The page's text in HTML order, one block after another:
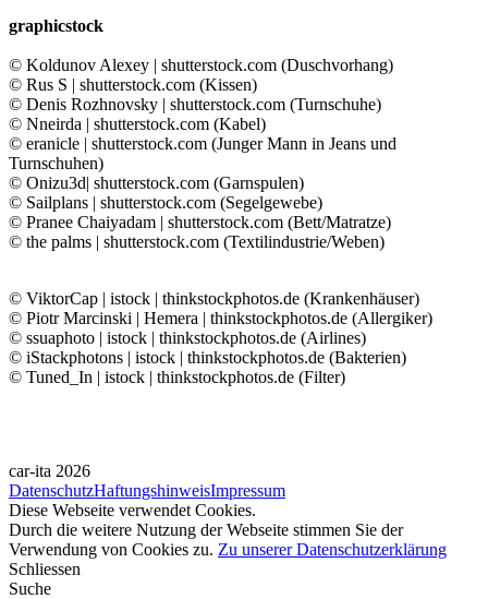
graphicstock
© Koldunov Alexey | shutterstock.com (Duschvorhang)
© Rus S | shutterstock.com (Kissen)
© Denis Rozhnovsky | shutterstock.com (Turnschuhe)
© Nneirda | shutterstock.com (Kabel)
© eranicle | shutterstock.com (Junger Mann in Jeans und
Turnschuhen)
© Onizu3d| shutterstock.com (Garnspulen)
© Sailplans | shutterstock.com (Segelgewebe)
© Pranee Chaiyadam | shutterstock.com (Bett/Matratze)
© the palms | shutterstock.com (Textilindustrie/Weben)
© ViktorCap | istock | thinkstockphotos.de (Krankenhäuser)
© Piotr Marcinski | Hemera | thinkstockphotos.de (Allergiker)
© ssuaphoto | istock | thinkstockphotos.de (Airlines)
© iStackphotons | istock | thinkstockphotos.de (Bakterien)
© Tuned_In | istock | thinkstockphotos.de (Filter)
car-ita 2026
DatenschutzHaftungshinweisImpressum
Diese Webseite verwendet Cookies.
Durch die weitere Nutzung der Webseite stimmen Sie der
Verwendung von Cookies zu. Zu unserer Datenschutzerklärung
Schliessen
Suche